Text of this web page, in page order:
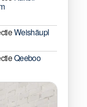
Weishäupl
Qeeboo